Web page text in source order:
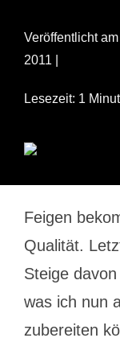
Veröffentlicht
2011 |
Lesezeit: 1
Feigen
Qualität.
Steige
was ich nun
zubereiten